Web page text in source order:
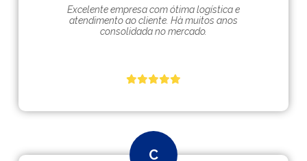
Excelente empresa com ótima logística e
atendimento ao cliente. Hà muitos anos
consolidada no mercado.